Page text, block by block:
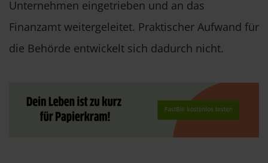
Unternehmen eingetrieben und an das
Finanzamt weitergeleitet. Praktischer Aufwand für
die Behörde entwickelt sich dadurch nicht.